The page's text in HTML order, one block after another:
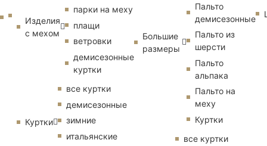
Изделия
с мехом
парки на меху
плащи
ветровки
демисезонные
куртки
Куртки
все куртки
демисезонные
зимние
итальянские
Большие
размеры
Пальто
демисезонные
Пальто из
шерсти
Пальто
альпака
Пальто на
меху
Куртки
все куртки